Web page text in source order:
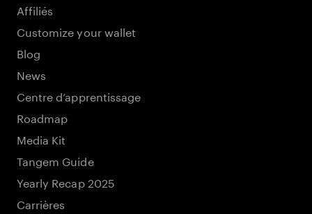
Affiliés
Customize your wallet
Blog
News
Centre d’apprentissage
Roadmap
Media Kit
Tangem Guide
Yearly Recap 2025
Carrières